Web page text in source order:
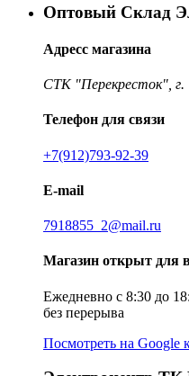
Оптовый Склад
Адресс магазина
СТК "Перекресток", г.
Телефон для связи
+7(912)793-92-39
E-mail
7918855_2@mail.ru
Магазин открыт для
Ежедневно с 8:30 до
без перерыва
Посмотреть на Google